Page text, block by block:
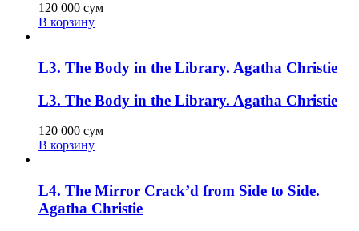
120 000 сум
В корзину
L3. The Body in the Library. Agatha Christie
L3. The Body in the Library. Agatha Christie
120 000 сум
В корзину
L4. The Mirror Crack’d from Side to Side.
Agatha Christie